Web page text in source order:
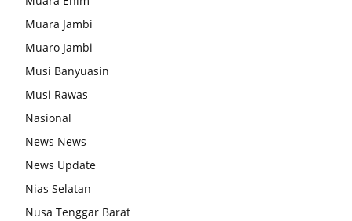
Muara Jambi
Muaro Jambi
Musi Banyuasin
Musi Rawas
Nasional
News News
News Update
Nias Selatan
Nusa Tenggar Barat